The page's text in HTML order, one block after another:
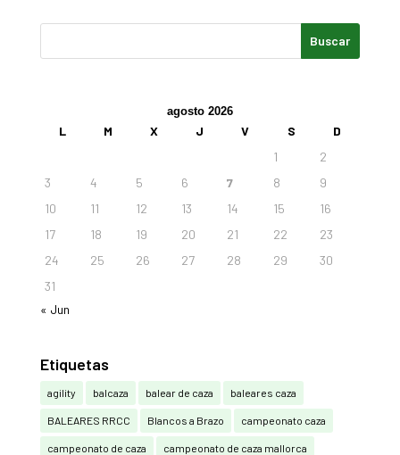
agosto 2026
L M X J V S
D
1
2
3
4 5 6 7 8
9
10
11 12 13 14 15
16
17
18 19 20 21 22
23
24
25 26 27 28 29
30
31
« Jun
Etiquetas
agility balcaza balear de caza baleares caza
BALEARES RRCC Blancos a Brazo campeonato caza
campeonato de caza campeonato de caza mallorca